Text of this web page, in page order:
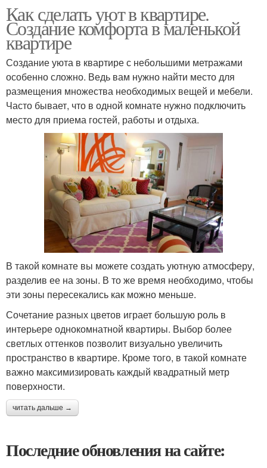
Как сделать уют в квартире.
Создание комфорта в маленькой
квартире
Создание уюта в квартире с небольшими метражами
особенно сложно. Ведь вам нужно найти место для
размещения множества необходимых вещей и мебели.
Часто бывает, что в одной комнате нужно подключить
место для приема гостей, работы и отдыха.
В такой комнате вы можете создать уютную атмосферу,
разделив ее на зоны. В то же время необходимо, чтобы
эти зоны пересекались как можно меньше.
Сочетание разных цветов играет большую роль в
интерьере однокомнатной квартиры. Выбор более
светлых оттенков позволит визуально увеличить
пространство в квартире. Кроме того, в такой комнате
важно максимизировать каждый квадратный метр
поверхности.
читать дальше →
Последние обновления на сайте: